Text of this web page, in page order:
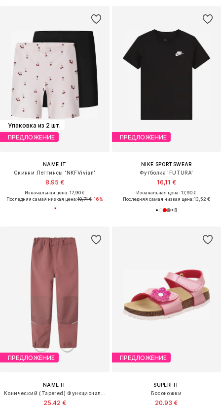
Упаковка из 2 шт.
ПРЕДЛОЖЕНИЕ
NAME IT
Скинни Леггинсы 'NKFVivian'
8,95 €
Изначальная цена: 17,90 €
Последняя самая низкая цена:10,74 €-16%
ПРЕДЛОЖЕНИЕ
NIKE SPORTSWEAR
Футболка 'FUTURA'
16,11 €
Изначальная цена: 17,90 €
Последняя самая низкая цена:13,52 €
+8
ПРЕДЛОЖЕНИЕ
NAME IT
25,42 €
ПРЕДЛОЖЕНИЕ
SUPERFIT
Босоножки
20,93 €